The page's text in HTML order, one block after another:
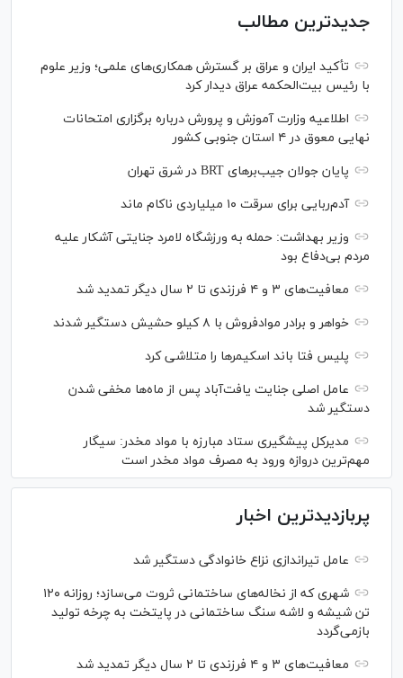
جدیدترین مطالب
تأکید ایران و عراق بر گسترش همکاری‌های علمی؛ وزیر علوم
با رئیس بیت‌الحکمه عراق دیدار کرد
اطلاعیه وزارت آموزش و پرورش درباره برگزاری امتحانات
نهایی معوق در ۴ استان جنوبی کشور
پایان جولان جیب‌بر‌های BRT در شرق تهران
آدم‌ربایی برای سرقت ۱۰ میلیاردی ناکام ماند
وزیر بهداشت: حمله به ورزشگاه لامرد جنایتی آشکار علیه
مردم بی‌دفاع بود
معافیت‌های ۳ و ۴ فرزندی تا ۲ سال دیگر تمدید شد
خواهر و برادر موادفروش با ۸ کیلو حشیش دستگیر شدند
پلیس فتا باند اسکیمر‌ها را متلاشی کرد
عامل اصلی جنایت یافت‌آباد پس از ماه‌ها مخفی شدن
دستگیر شد
مدیرکل پیشگیری ستاد مبارزه با مواد مخدر: سیگار
مهم‌ترین دروازه ورود به مصرف مواد مخدر است
پربازدیدترین اخبار
عامل تیراندازی نزاع خانوادگی دستگیر شد
شهری که از نخاله‌های ساختمانی ثروت می‌سازد؛ روزانه ۱۲۰
تن شیشه و لاشه سنگ ساختمانی در پایتخت به چرخه تولید
بازمی‌گردد
معافیت‌های ۳ و ۴ فرزندی تا ۲ سال دیگر تمدید شد